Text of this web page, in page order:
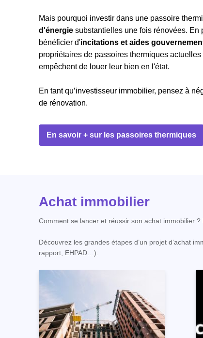
Mais pourquoi investir dans une passoire
d'énergie substantielles une fois rénovées.
bénéficier d'incitations et aides
propriétaires de passoires thermiques
empêchent de louer leur bien en l'état.
En tant qu’investisseur immobilier, pensez à
de rénovation.
En savoir + sur les passoires thermiques
Achat immobilier
Comment se lancer et réussir son achat immobilier ?
Découvrez les grandes étapes d’un projet d’achat
rapport, EHPAD…).